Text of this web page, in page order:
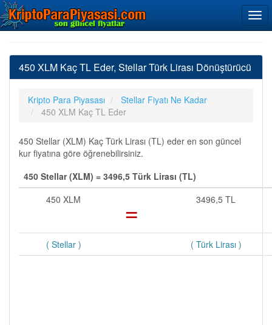
450 XLM Kaç TL Eder, Stellar Türk Lirası Dönüştürücü
Kripto Para Piyasası
Stellar Fiyatı Ne Kadar
450 XLM Kaç TL Eder
450 Stellar (XLM) Kaç Türk Lirası (TL) eder en son güncel
kur fiyatına göre öğrenebilirsiniz.
450 Stellar (XLM) = 3496,5 Türk Lirası (TL)
450 XLM
= 3496,5 TL
( Stellar ) ( Türk Lirası )